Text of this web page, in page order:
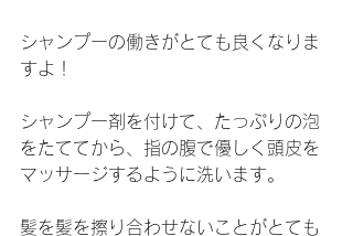
シャンプーの働きがとても良くなりま
すよ！
シャンプー剤を付けて、たっぷりの泡
をたててから、指の腹で優しく頭皮を
マッサージするように洗います。
髪を髪を擦り合わせないことがとても